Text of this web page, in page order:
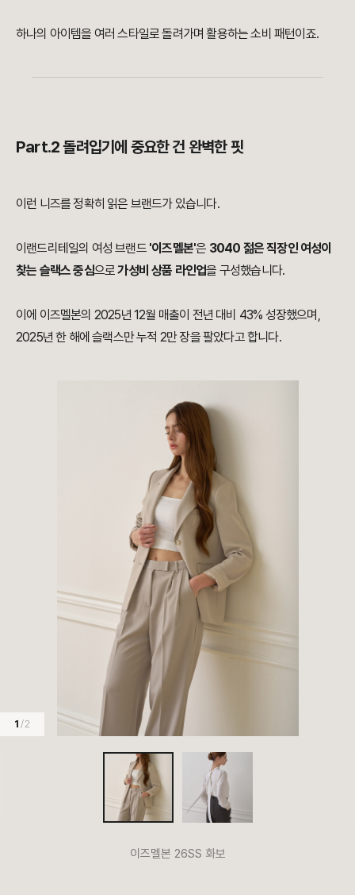
하나의 아이템을 여러 스타일로 돌려가며 활용하는 소비 패턴이죠.
Part.2 돌려입기에 중요한 건 완벽한 핏
이런 니즈를 정확히 읽은 브랜드가 있습니다.
이랜드리테일의 여성 브랜드 '이즈멜본'은 3040 젊은 직장인 여성이
찾는 슬랙스 중심으로가성비 상품 라인업을 구성했습니다.
이에 이즈멜본의 2025년 12월 매출이 전년 대비 43% 성장했으며,
2025년 한 해에 슬랙스만 누적 2만 장을 팔았다고 합니다.
1 / 2
이즈멜본 26SS 화보